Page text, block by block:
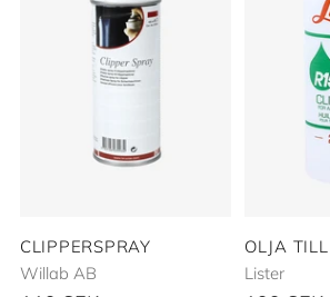
CLIPPERSPRAY
Willab AB
OLJA
Lister